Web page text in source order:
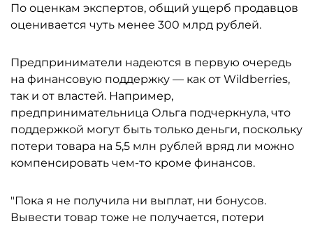
По оценкам экспертов, общий ущерб продавцов
оценивается чуть менее 300 млрд рублей.
Предприниматели надеются в первую очередь
на финансовую поддержку — как от Wildberries,
так и от властей. Например,
предпринимательница Ольга подчеркнула, что
поддержкой могут быть только деньги, поскольку
потери товара на 5,5 млн рублей вряд ли можно
компенсировать чем-то кроме финансов.
"Пока я не получила ни выплат, ни бонусов.
Вывести товар тоже не получается, потери